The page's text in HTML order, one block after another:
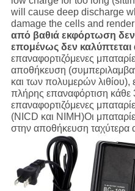
will cause deep discharge
damage the cells and
από βαθιά εκφόρτωση δεν
επομένως δεν
επαναφορτιζόμενες
αποθήκευση
και των πολυμερών λιθίου),
πλήρης επαναφόρτιση κάθε
επαναφορτιζόμενες
(NICD και NIMH)Οι
στην αποθήκευση ταχύτερα